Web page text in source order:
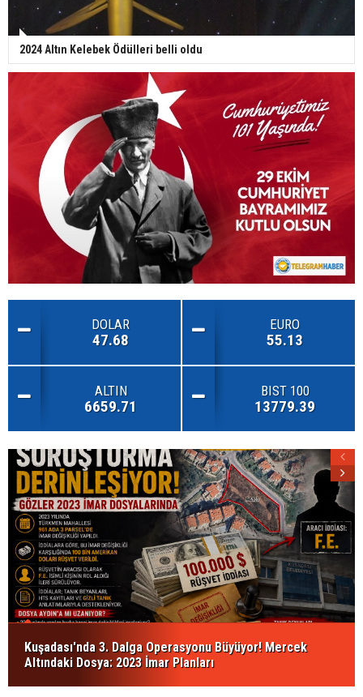
2024 Altın Kelebek Ödülleri belli oldu
DOLAR
47.68
EURO
55.13
ALTIN
6659.71
BIST 100
13779.39
Kuşadası'nda 3. Dalga Operasyonu Büyüyor! Mercek
Altındaki Dosya: 2023 İmar Planları